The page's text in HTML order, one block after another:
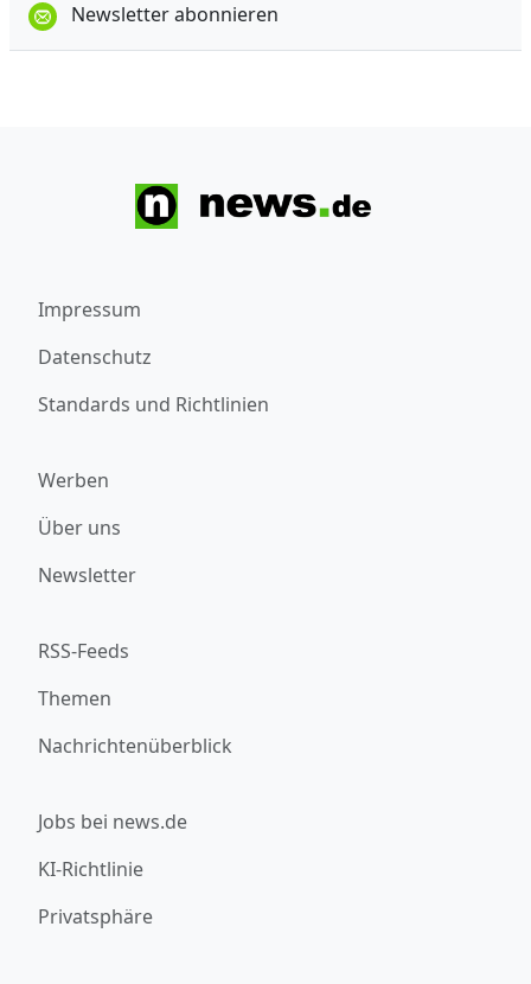
Newsletter abonnieren
Impressum
Datenschutz
Standards und Richtlinien
Werben
Über uns
Newsletter
RSS-Feeds
Themen
Nachrichtenüberblick
Jobs bei news.de
KI-Richtlinie
Privatsphäre